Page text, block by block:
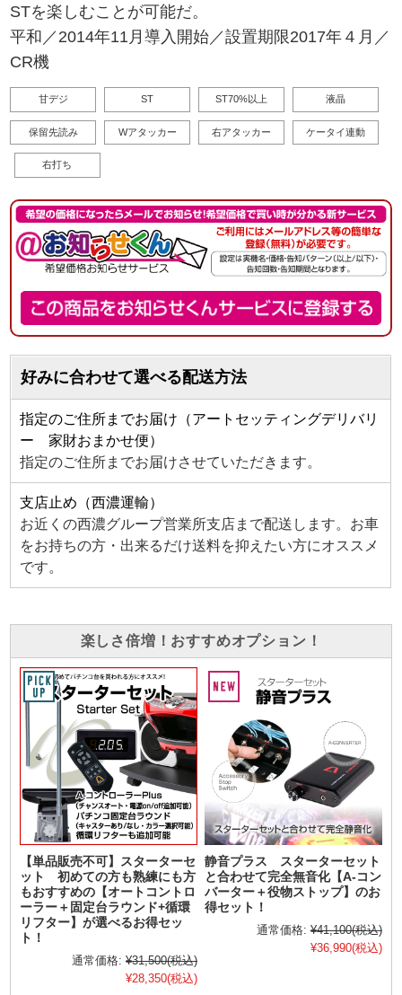
STを楽しむことが可能だ。
平和／2014年11月導入開始／設置期限2017年４月／
CR機
甘デジ ST ST70%以上 液晶
保留先読み Wアタッカー 右アタッカー ケータイ連動
右打ち
好みに合わせて選べる配送方法
指定のご住所までお届け（アートセッティングデリバリ
ー 家財おまかせ便）
指定のご住所までお届けさせていただきます。
支店止め（西濃運輸）
お近くの西濃グループ営業所支店まで配送します。お車
をお持ちの方・出来るだけ送料を抑えたい方にオススメ
です。
楽しさ倍増！おすすめオプション！
【単品販売不可】スターターセ
ット 初めての方も熟練にも方
もおすすめの【オートコントロ
ーラー＋固定台ラウンド+循環
リフター】が選べるお得セッ
ト！
通常価格: ¥31,500(税込)
¥28,350(税込)
静音プラス スターターセット
と合わせて完全無音化【A-コン
バーター＋役物ストップ】のお
得セット！
通常価格: ¥41,100(税込)
¥36,990(税込)